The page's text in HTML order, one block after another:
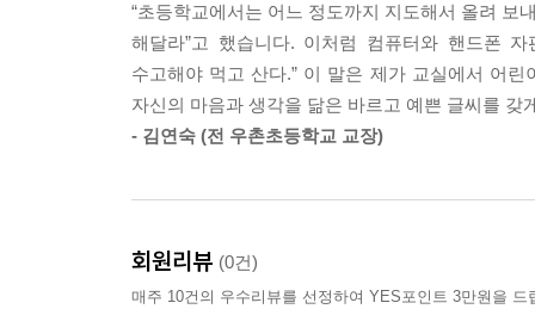
글씨는 큰 비중을 차지하였습니다. 우리나라는
글씨, 그리고 판단력을 인물의 주요 평가 기준으
활용되고 있습니다. 논술이 입시에 중요한 위치
맞춘 부담없는 경필 쓰기책이 나오게 되어 반가운
생각합니다. 글씨 크기가 들쑥날쑥하지 않도록 일
“초등학교에서는 어느 정도까지 지도해서 올려 보
해달라”고 했습니다. 이처럼 컴퓨터와 핸드폰
수고해야 먹고 산다.” 이 말은 제가 교실에서 어
자신의 마음과 생각을 닮은 바르고 예쁜 글씨를 갖
- 김연숙 (전 우촌초등학교 교장)
회원리뷰 (0건)
매주 10건의 우수리뷰를 선정하여 YES포인트 3만원을 드